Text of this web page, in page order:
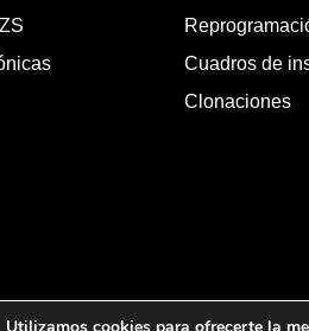
Cuadros de
Clonaciones
Electronic S.L. Todos los